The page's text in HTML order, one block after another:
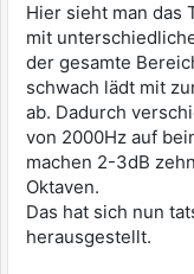
Hier sieht man das
mit
der gesamte
schwach lädt mit
ab. Dadurch
von 2000Hz auf
machen 2-3dB
Oktaven.
Das hat sich nun
herausgestellt.